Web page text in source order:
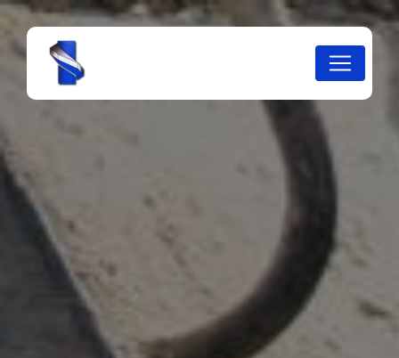
Panneau de gestion des cookies